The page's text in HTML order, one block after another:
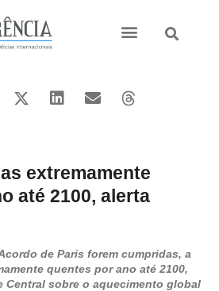
extremamente
até 2100, alerta
de Paris forem cumpridas, a
quentes por ano até 2100,
Central sobre o aquecimento global